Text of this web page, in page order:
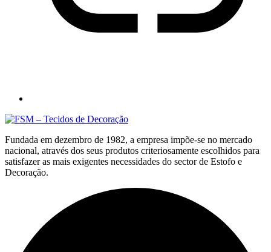
Fundada em dezembro de 1982, a empresa impõe-se no mercado
nacional, através dos seus produtos criteriosamente escolhidos para
satisfazer as mais exigentes necessidades do sector de Estofo e
Decoração.